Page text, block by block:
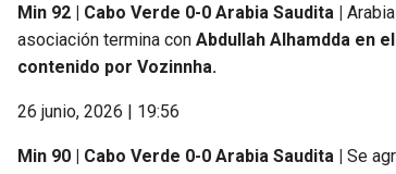
Min 92 | Cabo Verde 0-0 Arabia Saudita |
asociación termina con Abdullah Alhamdda en
contenido por Vozinnha.
26 junio, 2026 | 19:56
Min 90 | Cabo Verde 0-0 Arabia Saudita | Se